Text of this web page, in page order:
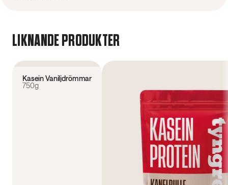
LIKNANDE PRODUKTER
Kasein Vaniljdrömmar
750g